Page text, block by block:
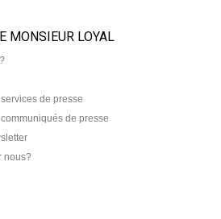
MONSIEUR LOYAL
de presse
de presse
nous?